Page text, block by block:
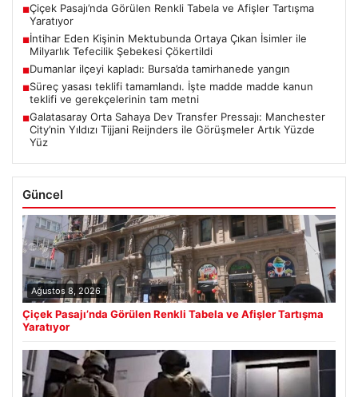
■Çiçek Pasajı’nda Görülen Renkli Tabela ve Afişler Tartışma
Yaratıyor
■İntihar Eden Kişinin Mektubunda Ortaya Çıkan İsimler ile
Milyarlık Tefecilik Şebekesi Çökertildi
■Dumanlar ilçeyi kapladı: Bursa’da tamirhanede yangın
■Süreç yasası teklifi tamamlandı. İşte madde madde kanun
teklifi ve gerekçelerinin tam metni
■Galatasaray Orta Sahaya Dev Transfer Pressajı: Manchester
City’nin Yıldızı Tijjani Reijnders ile Görüşmeler Artık Yüzde
Yüz
Güncel
Ağustos 8, 2026
Çiçek Pasajı’nda Görülen Renkli Tabela ve Afişler Tartışma
Yaratıyor